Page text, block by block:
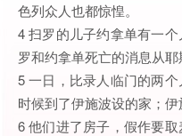
色列众人也都惊惶。
4 扫罗的儿子约拿单有一
罗和约拿单死亡的消息从耶
5 一日，比录人临门的两
时候到了伊施波设的家；伊
6 他们进了房子，假作要